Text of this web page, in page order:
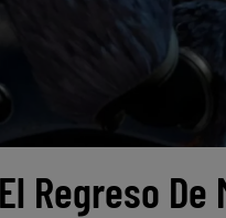
Regreso De